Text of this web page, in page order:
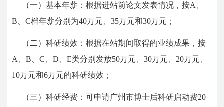
（一）基本年薪：根据进站前论文发表情况，按A、
B、C档年薪分别为40万元、35万元和30万元；
（二）科研绩效：根据在站期间取得的业绩成果，按
A、B、C、D、E类分别发放50万元、30万元、20万元、
10万元和6万元的科研绩效；
（三）科研经费：可申请广州市博士后科研启动费20